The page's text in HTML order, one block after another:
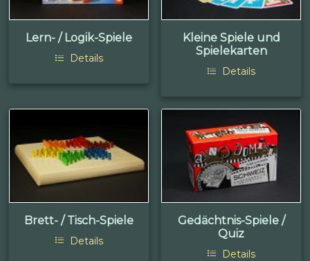
Lern- / Logik-Spiele
Details
Kleine Spiele und
Spielekarten
Details
Brett- / Tisch-Spiele
Details
Gedächtnis-Spiele /
Quiz
Details